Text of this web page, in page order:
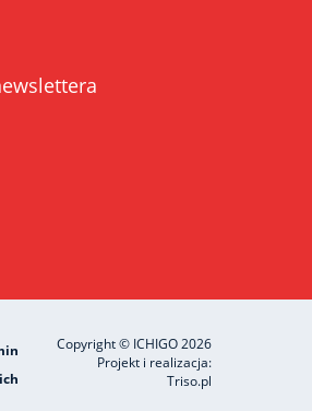
Copyright © ICHIGO 2026
Projekt i realizacja:
Triso.pl